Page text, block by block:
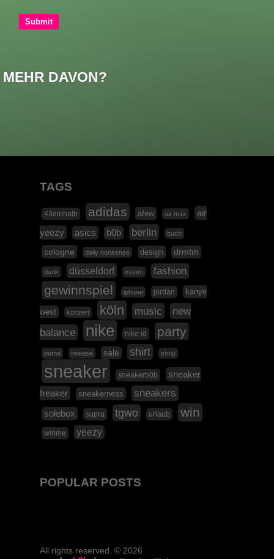
MEHR DAVON?
TAGS
43einhalb adidas afew air max
air
yeezy
asics b0b berlin buch
cologne daily nonsense design drmtm
dunk düsseldorf essen fashion
gewinnspiel iphone jordan kanye
west konzert köln music
new
balance
nike nike id party
puma release sale shirt shop
sneaker sneakerb0b
sneaker
freaker
sneakerness sneakers
solebox supra tgwo urlaub win
winme yeezy
POPULAR POSTS
All rights reserved. © 2026